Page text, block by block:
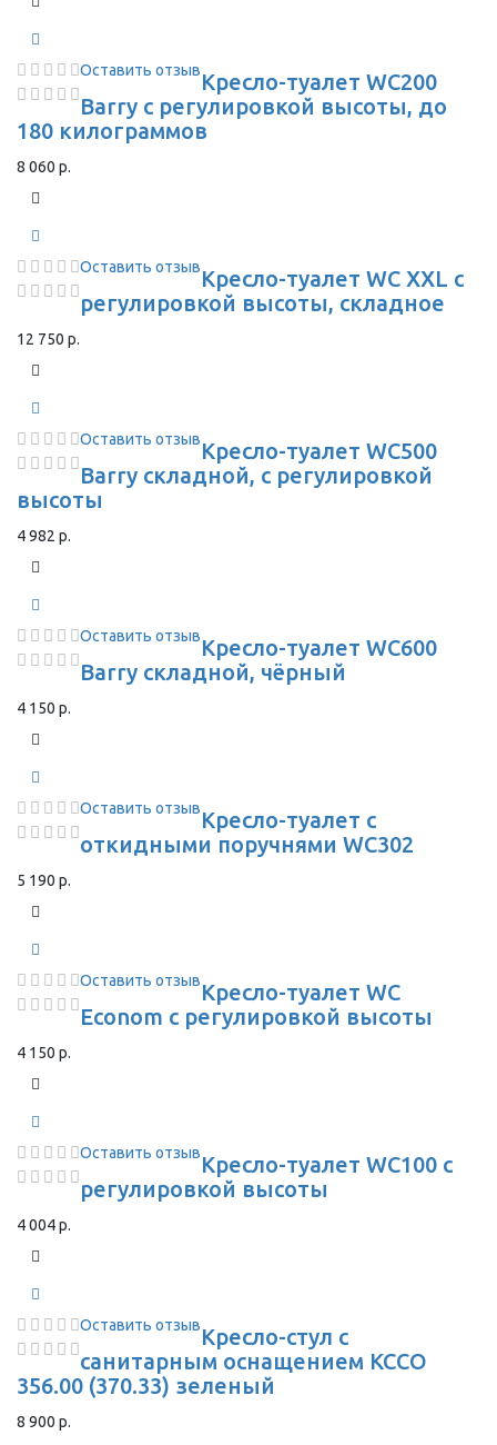
Оставить отзывКресло-туалет WC200
Barry с регулировкой высоты, до
180 килограммов
8 060 р.
Оставить отзывКресло-туалет WC XXL с
регулировкой высоты, складное
12 750 р.
Оставить отзывКресло-туалет WC500
Barry складной, с регулировкой
высоты
4 982 р.
Оставить отзывКресло-туалет WC600
Barry складной, чёрный
4 150 р.
Оставить отзывКресло-туалет с
откидными поручнями WC302
5 190 р.
Оставить отзывКресло-туалет WC
Econom с регулировкой высоты
4 150 р.
Оставить отзывКресло-туалет WC100 с
регулировкой высоты
4 004 р.
Оставить отзывКресло-стул с
санитарным оснащением КССО
356.00 (370.33) зеленый
8 900 р.